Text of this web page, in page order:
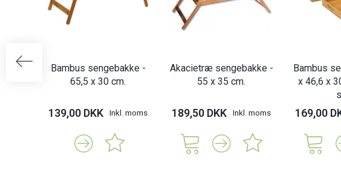
Bambus sengebakke -
65,5 x 30 cm.
139,00 DKK Inkl. moms
Akacietræ sengebakke -
55 x 35 cm.
189,50 DKK Inkl. moms
Bambus
x 46,6 x
169,00